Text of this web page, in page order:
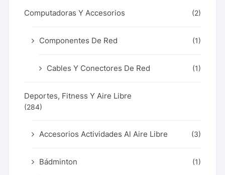
Computadoras Y Accesorios (2)
Componentes De Red (1)
Cables Y Conectores De Red (1)
Deportes, Fitness Y Aire Libre
(284)
Accesorios Actividades Al Aire Libre (3)
Bádminton (1)